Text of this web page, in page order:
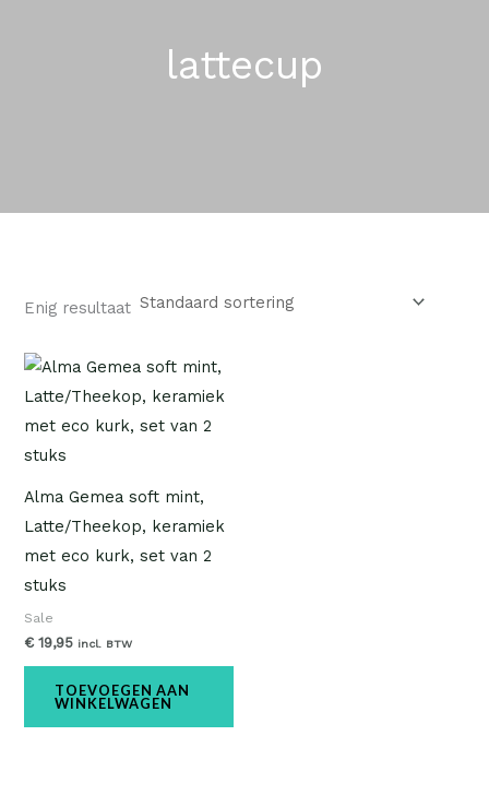
lattecup
Enig resultaat
Alma Gemea soft mint,
Latte/Theekop, keramiek
met eco kurk, set van 2
stuks
Sale
€19,95 incl. BTW
TOEVOEGEN AAN
WINKELWAGEN